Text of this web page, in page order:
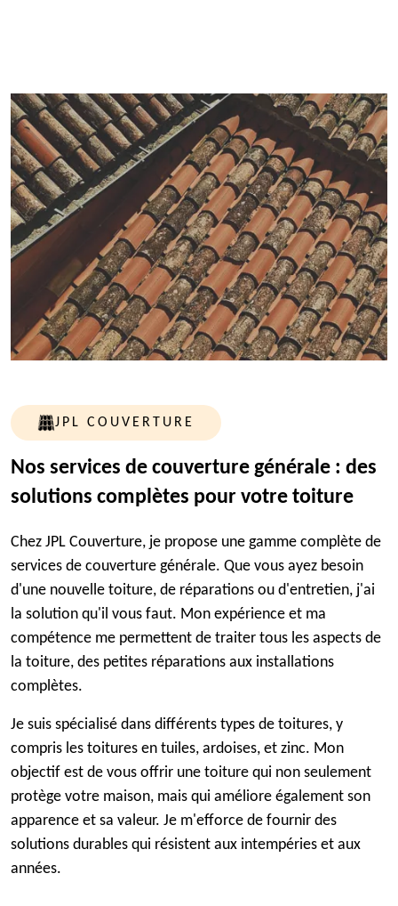
JPL COUVERTURE
Nos services de couverture générale : des
solutions complètes pour votre toiture
Chez JPL Couverture, je propose une gamme complète de
services de couverture générale. Que vous ayez besoin
d'une nouvelle toiture, de réparations ou d'entretien, j'ai
la solution qu'il vous faut. Mon expérience et ma
compétence me permettent de traiter tous les aspects de
la toiture, des petites réparations aux installations
complètes.
Je suis spécialisé dans différents types de toitures, y
compris les toitures en tuiles, ardoises, et zinc. Mon
objectif est de vous offrir une toiture qui non seulement
protège votre maison, mais qui améliore également son
apparence et sa valeur. Je m'efforce de fournir des
solutions durables qui résistent aux intempéries et aux
années.